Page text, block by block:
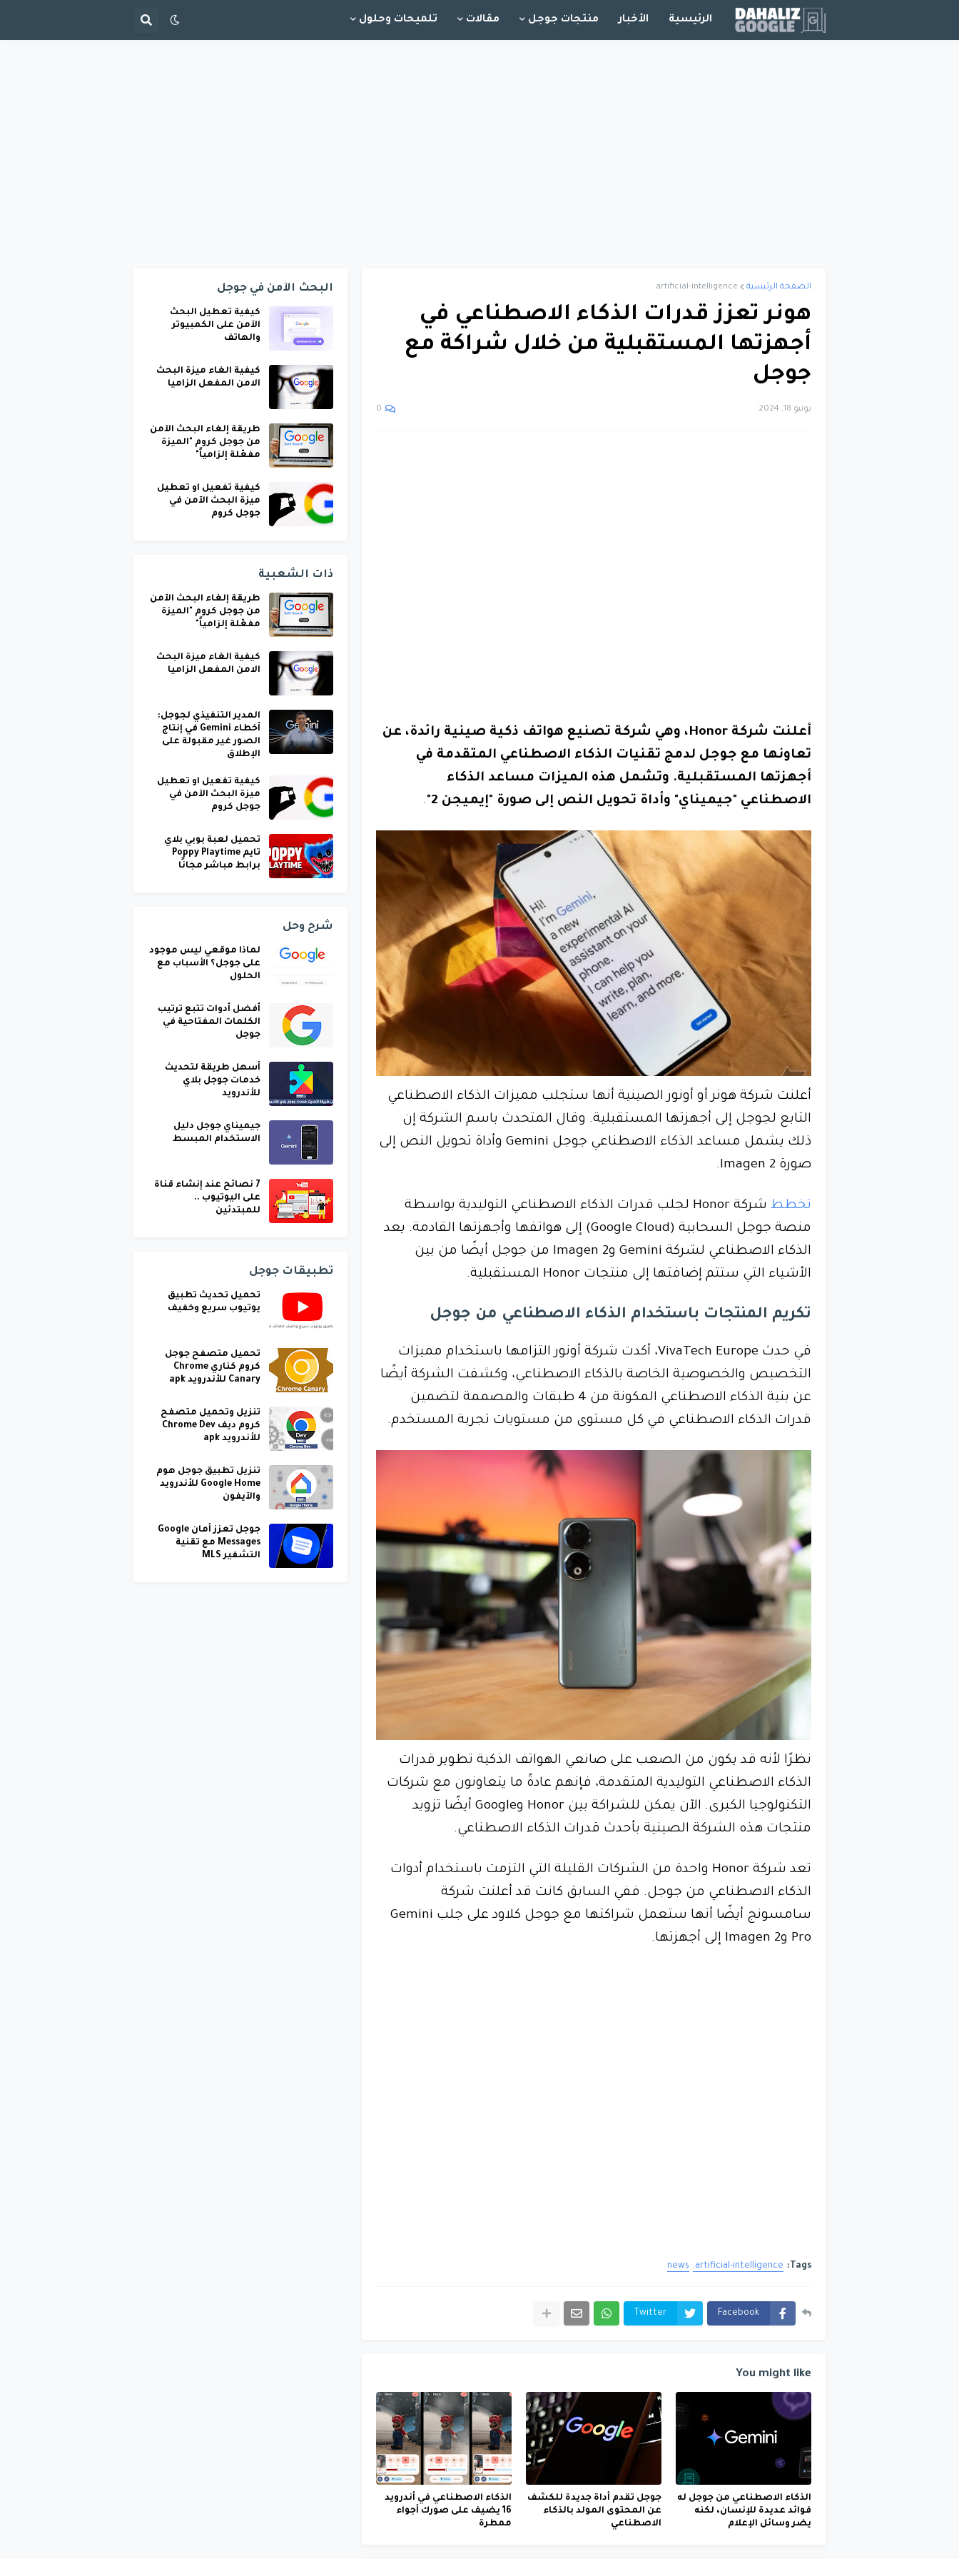
الرئيسية الأخبار منتجات جوجل مقالات تلميحات وحلول
الصفحة الرئيسية artificial-intelligence
هونر تعزز قدرات الذكاء الاصطناعي في
أجهزتها المستقبلية من خلال شراكة مع
جوجل
يونيو 18, 2024 0
أعلنت شركة Honor، وهي شركة تصنيع هواتف ذكية صينية رائدة، عن
تعاونها مع جوجل لدمج تقنيات الذكاء الاصطناعي المتقدمة في
أجهزتها المستقبلية. وتشمل هذه الميزات مساعد الذكاء
الاصطناعي "جيميناي" وأداة تحويل النص إلى صورة "إيميجن 2"
.
أعلنت شركة هونر أو أونور الصينية أنها ستجلب مميزات الذكاء الاصطناعي
التابع لجوجل إلى أجهزتها المستقبلية. وقال المتحدث باسم الشركة إن
ذلك يشمل مساعد الذكاء الاصطناعي جوجل Gemini وأداة تحويل النص إلى
صورة Imagen 2.
تخطط
شركة Honor لجلب قدرات الذكاء الاصطناعي التوليدية بواسطة
منصة جوجل السحابية (Google Cloud) إلى هواتفها وأجهزتها القادمة. يعد
الذكاء الاصطناعي لشركة Gemini وImagen 2 من جوجل أيضًا من بين
الأشياء التي ستتم إضافتها إلى منتجات Honor المستقبلية.
تكريم المنتجات باستخدام الذكاء الاصطناعي من جوجل
في حدث VivaTech Europe، أكدت شركة أونور التزامها باستخدام مميزات
التخصيص والخصوصية الخاصة بالذكاء الاصطناعي، وكشفت الشركة أيضًا
عن بنية الذكاء الاصطناعي المكونة من 4 طبقات والمصممة لتضمين
قدرات الذكاء الاصطناعي في كل مستوى من مستويات تجربة المستخدم.
نظرًا لأنه قد يكون من الصعب على صانعي الهواتف الذكية تطوير قدرات
الذكاء الاصطناعي التوليدية المتقدمة، فإنهم عادةً ما يتعاونون مع شركات
التكنولوجيا الكبرى. الآن يمكن للشراكة بين Honor وGoogle أيضًا تزويد
منتجات هذه الشركة الصينية بأحدث قدرات الذكاء الاصطناعي.
تعد شركة Honor واحدة من الشركات القليلة التي التزمت باستخدام أدوات
الذكاء الاصطناعي من جوجل. ففي السابق كانت قد أعلنت شركة
سامسونج أيضًا أنها ستعمل شراكتها مع جوجل كلاود على جلب Gemini
Pro وImagen 2 إلى أجهزتها.
Tags:
artificial-intelligence
news
Facebook
Twitter
You might like
الذكاء الاصطناعي من جوجل له
فوائد عديدة للإنسان، لكنه
يضر وسائل الإعلام
جوجل تقدم أداة جديدة للكشف
عن المحتوى المولد بالذكاء
الاصطناعي
الذكاء الاصطناعي في أندرويد
16 يضيف على صورك أجواء
ممطرة
البحث الآمن في جوجل
كيفية تعطيل البحث
الآمن على الكمبيوتر
والهاتف
كيفية الغاء ميزة البحث
الامن المفعل الزاميا
طريقة إلغاء البحث الآمن
من جوجل كروم "الميزة
مفعّلة إلزامياً"
كيفية تفعيل او تعطيل
ميزة البحث الآمن في
جوجل كروم
ذات الشعبية
طريقة إلغاء البحث الآمن
من جوجل كروم "الميزة
مفعّلة إلزامياً"
كيفية الغاء ميزة البحث
الامن المفعل الزاميا
المدير التنفيذي لجوجل:
أخطاء Gemini في إنتاج
الصور غير مقبولة على
الإطلاق
كيفية تفعيل او تعطيل
ميزة البحث الآمن في
جوجل كروم
تحميل لعبة بوبي بلاي
تايم Poppy Playtime
برابط مباشر مجانًا
شرح وحل
لماذا موقعي ليس موجود
على جوجل؟ الأسباب مع
الحلول
أفضل أدوات تتبع ترتيب
الكلمات المفتاحية في
جوجل
أسهل طريقة لتحديث
خدمات جوجل بلاي
للأندرويد
جيميناي جوجل دليل
الاستخدام المبسط
7 نصائح عند إنشاء قناة
على اليوتيوب ..
للمبتدئين
تطبيقات جوجل
تحميل تحديث تطبيق
يوتيوب سريع وخفيف
تحميل متصفح جوجل
كروم كناري Chrome
Canary للأندرويد apk
تنزيل وتحميل متصفح
كروم ديف Chrome Dev
للأندرويد apk
تنزيل تطبيق جوجل هوم
Google Home للأندرويد
والآيفون
جوجل تعزز أمان Google
Messages مع تقنية
التشفير MLS